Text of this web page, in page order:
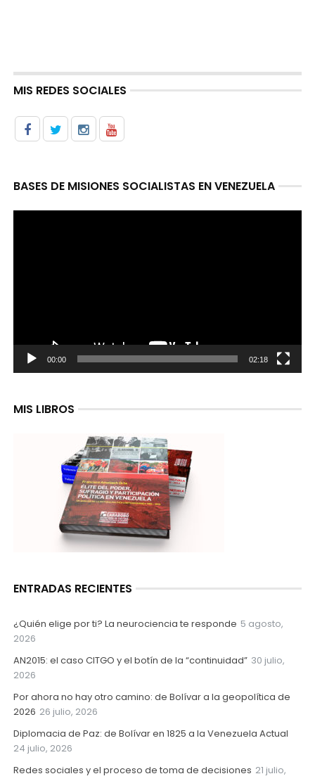
MIS REDES SOCIALES
BASES DE MISIONES SOCIALISTAS EN VENEZUELA
00:00 02:18
MIS LIBROS
ENTRADAS RECIENTES
¿Quién elige por ti? La neurociencia te responde 5 agosto,
2026
AN2015: el caso CITGO y el botín de la “continuidad” 30 julio,
2026
Por ahora no hay otro camino: de Bolívar a la geopolítica de
2026 26 julio, 2026
Diplomacia de Paz: de Bolívar en 1825 a la Venezuela Actual
24 julio, 2026
Redes sociales y el proceso de toma de decisiones 21 julio,